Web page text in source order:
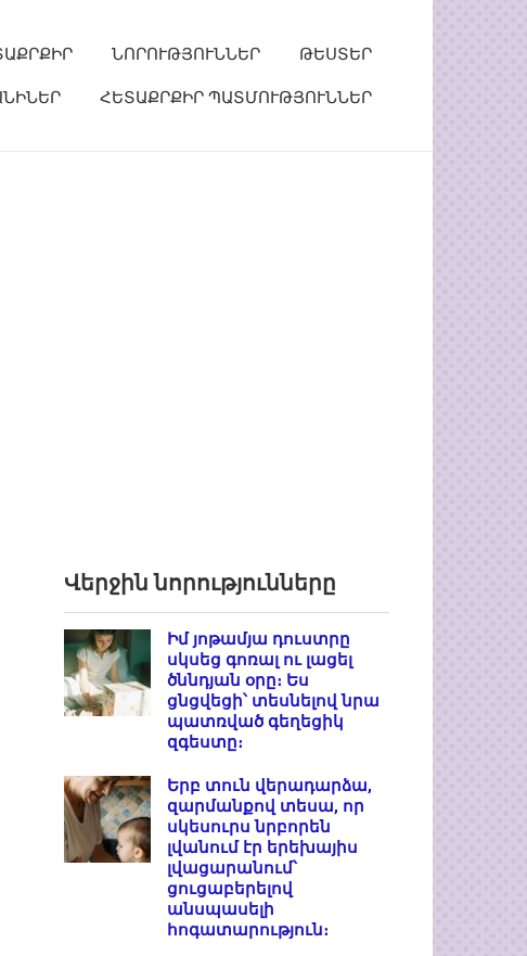
ՆՈՐՈՒԹՅՈՒՆՆԵՐ ԹԵՍՏԵՐ
ՀԵՏԱՔՐՔԻՐ ՊԱՏՄՈՒԹՅՈՒՆՆԵՐ
Վերջին նորությունները
Իմ յոթամյա դուստրը
սկսեց գոռալ ու լացել
ծննդյան օրը։ Ես
ցնցվեցի՝ տեսնելով նրա
պատռված գեղեցիկ
զգեստը։
Երբ տուն վերադարձա,
զարմանքով տեսա, որ
սկեսուրս նրբորեն
լվանում էր երեխայիս
լվացարանում՝
ցուցաբերելով
անսպասելի
հոգատարություն։